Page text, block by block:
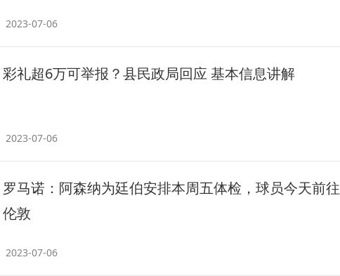
2023-07-06
彩礼超6万可举报？县民政局回应 基本信息讲解
2023-07-06
罗马诺：阿森纳为廷伯安排本周五体检，球员今天前往
伦敦
2023-07-06